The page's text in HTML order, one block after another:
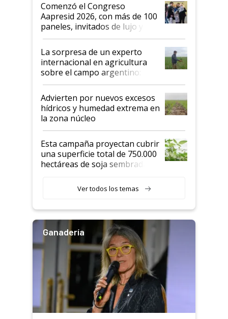
las mismas cosas de hace 50
años"
Comenzó el Congreso
Aapresid 2026, con más de 100
paneles, invitados de lujo y
todas las tendencias
La sorpresa de un experto
internacional en agricultura
sobre el campo argentino:
"Estoy muy impresionado"
Advierten por nuevos excesos
hídricos y humedad extrema en
la zona núcleo
Esta campaña proyectan cubrir
una superficie total de 750.000
hectáreas de soja sembradas
variedades que marcan un
salto tecnológico en genética y
Ver todos los temas
Ganadería